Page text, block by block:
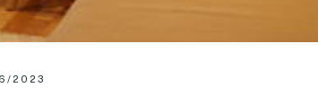
2023